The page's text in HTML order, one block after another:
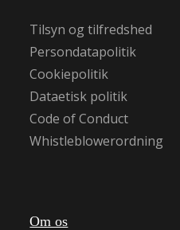
Tilsyn og tilfredshed
Persondatapolitik
Cookiepolitik
Dataetisk politik
Code of Conduct
Whistleblowerordning
Om os